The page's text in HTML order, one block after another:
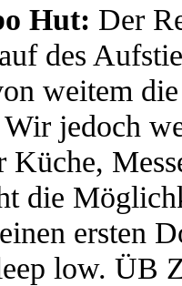
Hut: Der
des
weitem
jedoch
Küche,
die
ersten
low. ÜB